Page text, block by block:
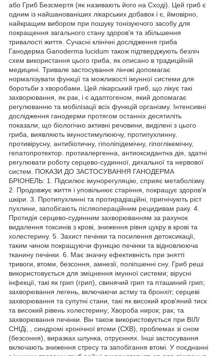
або Гриб Безсмертя (як називають його на Сході). Цей гриб є
одним із найшанованіших лікарських добавок і є, ймовірно,
найкращим вибором при пошуку тонізуючого засобу для
покращення загального стану здоров'я та збільшення
тривалості життя. Сучасні клінічні дослідження гриба
Ганодерма Ganoderma lucidum також підтверджують безліч
схем використання цього гриба, як описано в традиційній
медицині. Тривале застосування лінчжі допомагає
нормалізувати функції та можливості імунної системи для
боротьби з хворобами. Цей лікарський гриб, що лікує такі
захворювання, як рак, і є адаптогеном, який допомагає
регулюванню та мобілізації всіх функцій організму. Інтенсивні
дослідження ганодерми протягом останніх десятиліть
показали, що біологічно активні речовини, виділені з цього
гриба, виявляють імуностимулюючу, протипухлинну,
противірусну, антибіотичну, гіполіпідемічну, гіпоглікемічну,
гепатопротектор. протиалергенна, антиоксидантна дія, здатні
регулювати роботу серцево-судинної, дихальної та нервової
систем. ПОКАЗИ ДО ЗАСТОСУВАННЯ ГАНОДЕРМА
БРІОНЕЛЬ: 1. Підсилює імунорегуляцію, сприяє метаболізму.
2. Продовжує життя і уповільнює старіння, покращує здоров'я
шкіри. 3. Протипухлинні та протирадіаційні, пригнічують ріст
пухлини, запобігають післяопераційним рецидивам раку. 4.
Протидія серцево-судинним захворюванням за рахунок
видалення токсинів з крові, зниження рівня цукру в крові та
холестерину. 5. Захист печінки та посилення детоксикації,
таким чином покращуючи функцію печінки та відновлююча
тканину печінки. 6. Має значну ефективність при знятті
тривоги, втоми, безсоння, амнезії, поліпшенні сну. Гриб реші
використовується для зміцнення імунної системи; вірусні
інфекції, такі як грип (грип), свинячий грип та пташиний грип;
захворювання легень, включаючи астму та бронхіт; серцеві
захворювання та супутні стани, такі як високий кров'яний тиск
та високий рівень холестерину; Хвороба нирок; рак; та
захворювання печінки. Він також використовується при ВІЛ/
СНІДі, , синдромі хронічної втоми (СХВ), проблемах зі сном
(безсоння), виразках шлунка, отруєннях. Інші застосування
включають зниження стресу та запобігання втомі. У поєднанні